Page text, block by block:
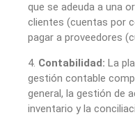
que se adeuda a una
clientes (cuentas por
pagar a proveedores
4. Contabilidad: La
gestión contable
general, la gestión de
inventario y la